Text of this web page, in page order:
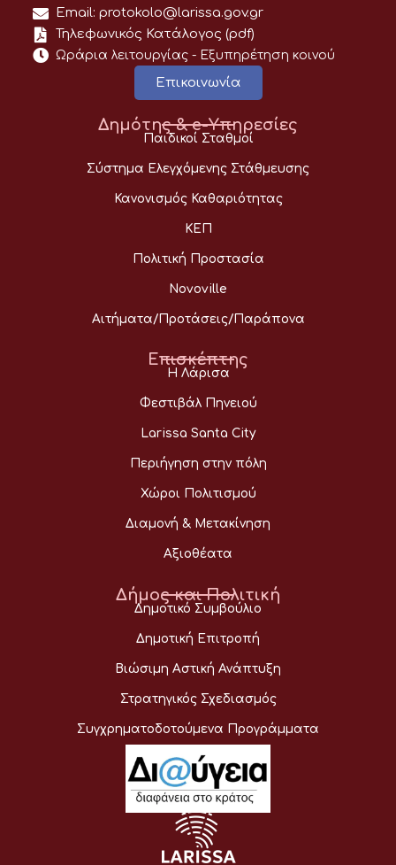
Email: protokolo@larissa.gov.gr
Τηλεφωνικός Κατάλογος (pdf)
Ωράρια λειτουργίας - Eξυπηρέτηση κοινού
Επικοινωνία
Δημότης & e-Υπηρεσίες
Παιδικοί Σταθμοί
Σύστημα Ελεγχόμενης Στάθμευσης
Κανονισμός Καθαριότητας
ΚΕΠ
Πολιτική Προστασία
Novoville
Αιτήματα/Προτάσεις/Παράπονα
Επισκέπτης
Η Λάρισα
Φεστιβάλ Πηνειού
Larissa Santa City
Περιήγηση στην πόλη
Χώροι Πολιτισμού
Διαμονή & Μετακίνηση
Αξιοθέατα
Δήμος και Πολιτική
Δημοτικό Συμβούλιο
Δημοτική Επιτροπή
Βιώσιμη Αστική Ανάπτυξη
Στρατηγικός Σχεδιασμός
Συγχρηματοδοτούμενα Προγράμματα